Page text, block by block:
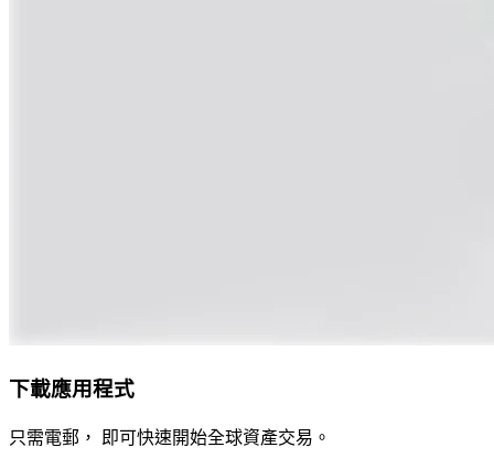
下載應用程式
只需電郵， 即可快速開始全球資產交易。